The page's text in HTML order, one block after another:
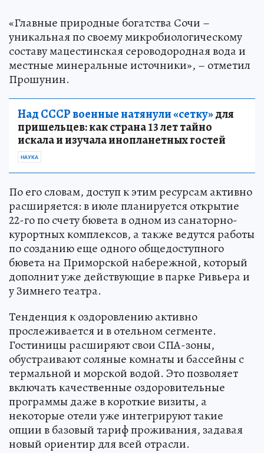
«Главные природные богатства Сочи –
уникальная по своему микробиологическому
составу мацестинская сероводородная вода и
местные минеральные источники», – отметил
Прошунин.
Над СССР военные натянули «сетку»для
пришельцев: как страна 13 лет тайно
искала и изучала инопланетных гостей
НАУКА
По его словам, доступ к этим ресурсам активно
расширяется: в июле планируется открытие
22-го по счету бювета в одном из санаторно-
курортных комплексов, а также ведутся работы
по созданию еще одного общедоступного
бювета на Приморской набережной, который
дополнит уже действующие в парке Ривьера и
у Зимнего театра.
Тенденция к оздоровлению активно
прослеживается и в отельном сегменте.
Гостиницы расширяют свои СПА-зоны,
обустраивают соляные комнаты и бассейны с
термальной и морской водой. Это позволяет
включать качественные оздоровительные
программы даже в короткие визиты, а
некоторые отели уже интегрируют такие
опции в базовый тариф проживания, задавая
новый ориентир для всей отрасли.